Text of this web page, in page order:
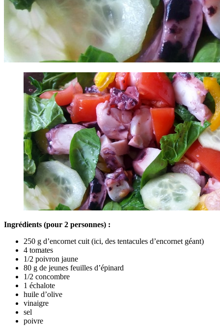
Ingrédients (pour 2 personnes) :
250 g d’encornet cuit (ici, des tentacules d’encornet géant)
4 tomates
1/2 poivron jaune
80 g de jeunes feuilles d’épinard
1/2 concombre
1 échalote
huile d’olive
vinaigre
sel
poivre